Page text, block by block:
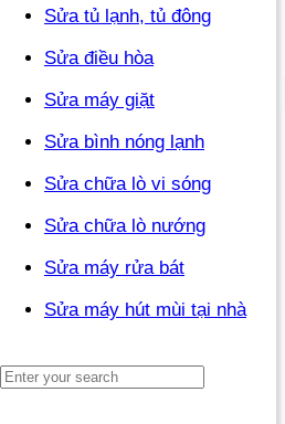
Sửa tủ lạnh, tủ đông
Sửa điều hòa
Sửa máy giặt
Sửa bình nóng lạnh
Sửa chữa lò vi sóng
Sửa chữa lò nướng
Sửa máy rửa bát
Sửa máy hút mùi tại nhà